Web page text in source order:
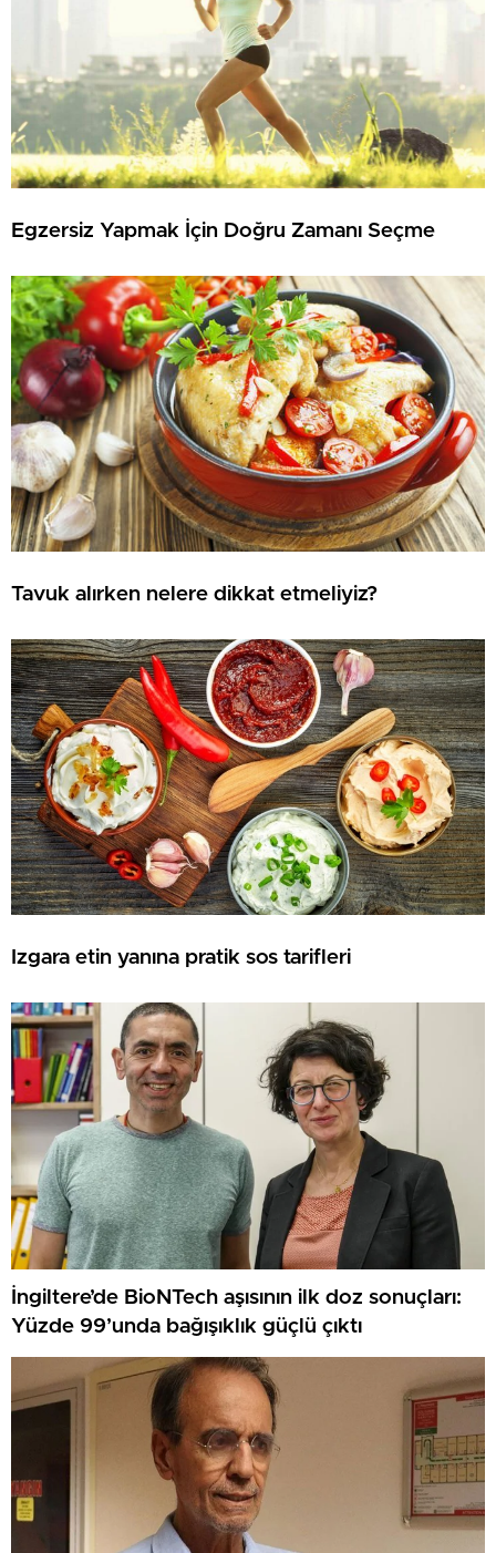
Egzersiz Yapmak İçin Doğru Zamanı Seçme
Tavuk alırken nelere dikkat etmeliyiz?
Izgara etin yanına pratik sos tarifleri
İngiltere’de BioNTech aşısının ilk doz sonuçları:
Yüzde 99’unda bağışıklık güçlü çıktı